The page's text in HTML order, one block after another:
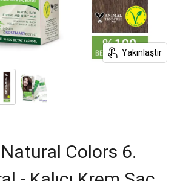
Yakınlaştır
Colors 6.